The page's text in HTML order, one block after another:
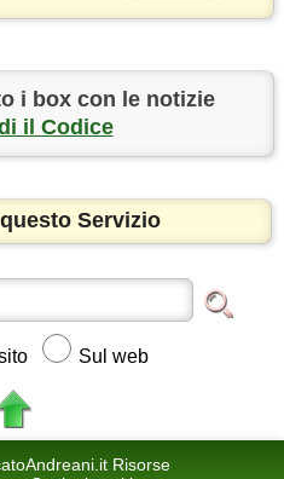
i box con le notizie
il Codice
Servizio
Sul web
Risorse